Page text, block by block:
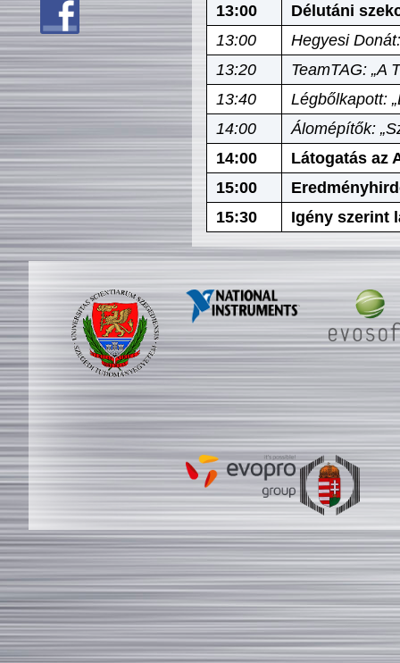
13:00
Délutáni
13:00
Hegyesi
13:20
TeamTAG: „A
13:40
Légbőlkapott:
14:00
Álomépítők:
14:00
Látogatás az
15:00
15:30
Igény szerint